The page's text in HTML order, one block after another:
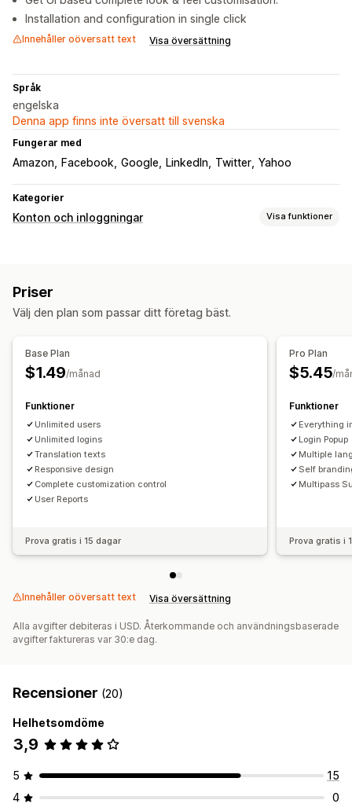
Installation and configuration in single click
Innehåller oöversatt text Visa översättning
Språk
engelska
Denna app finns inte översatt till svenska
Fungerar med
Amazon Facebook Google LinkedIn Twitter Yahoo
Kategorier
Konton och inloggningar Visa funktioner
Flera språk
Åtkomstkontroll
Begränsa åtkomst
Priser
Välj den plan som passar ditt företag bäst.
Base Plan
$1.49/månad
Funktioner
Unlimited users
Unlimited logins
Translation texts
Responsive design
Complete customization control
User Reports
Prova gratis i 15 dagar
Pro Plan
$5.45/
Funktioner
Everything
Login Popup
Multiple
Self
Multipass
Prova gratis i
Innehåller oöversatt text Visa översättning
Alla avgifter debiteras i USD. Återkommande och användningsbaserade
avgifter faktureras var 30:e dag.
Recensioner (20)
Helhetsomdöme
3,9
5
15
4
0